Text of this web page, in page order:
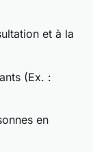
et à la
(Ex. :
en